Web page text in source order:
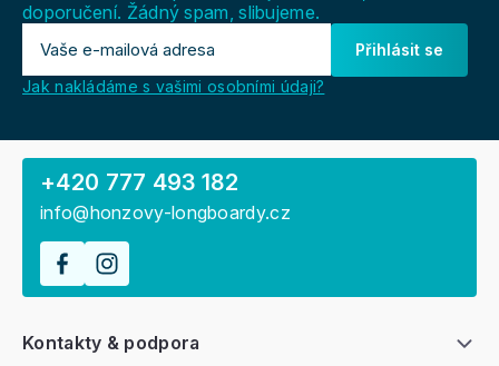
doporučení. Žádný spam, slibujeme.
Přihlásit se
Jak nakládáme s vašimi osobními údaji?
Kontakty & podpora
+420 777 493 182
info@honzovy-longboardy.cz